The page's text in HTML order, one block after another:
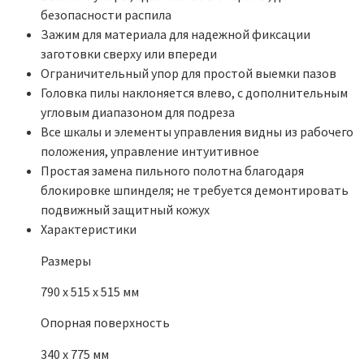
безопасности распила
Зажим для материала для надежной фиксации
заготовки сверху или впереди
Ограничительный упор для простой выемки пазов
Головка пилы наклоняется влево, с дополнительным
угловым диапазоном для подреза
Все шкалы и элементы управления видны из рабочего
положения, управление интуитивное
Простая замена пильного полотна благодаря
блокировке шпинделя; не требуется демонтировать
подвижный защитный кожух
Характеристики
Размеры
790 x 515 x 515 мм
Опорная поверхность
340 x 775 мм